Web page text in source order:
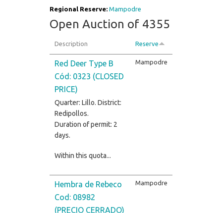
Regional Reserve: Mampodre
Open Auction of 4355
Description Reserve
Red Deer Type B
Cód: 0323 (CLOSED
PRICE)
Quarter: Lillo. District:
Redipollos.
Duration of permit: 2
days.
Within this quota...
Mampodre
Hembra de Rebeco
Cod: 08982
(PRECIO CERRADO)
Mampodre